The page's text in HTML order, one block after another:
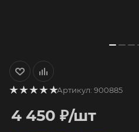
Артикул: 900885
4 450 ₽/шт